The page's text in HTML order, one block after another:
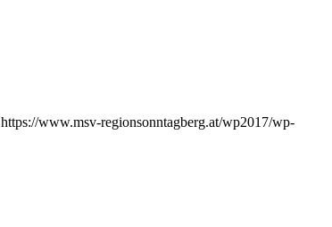
https://www.msv-regionsonntagberg.at/wp2017/wp-